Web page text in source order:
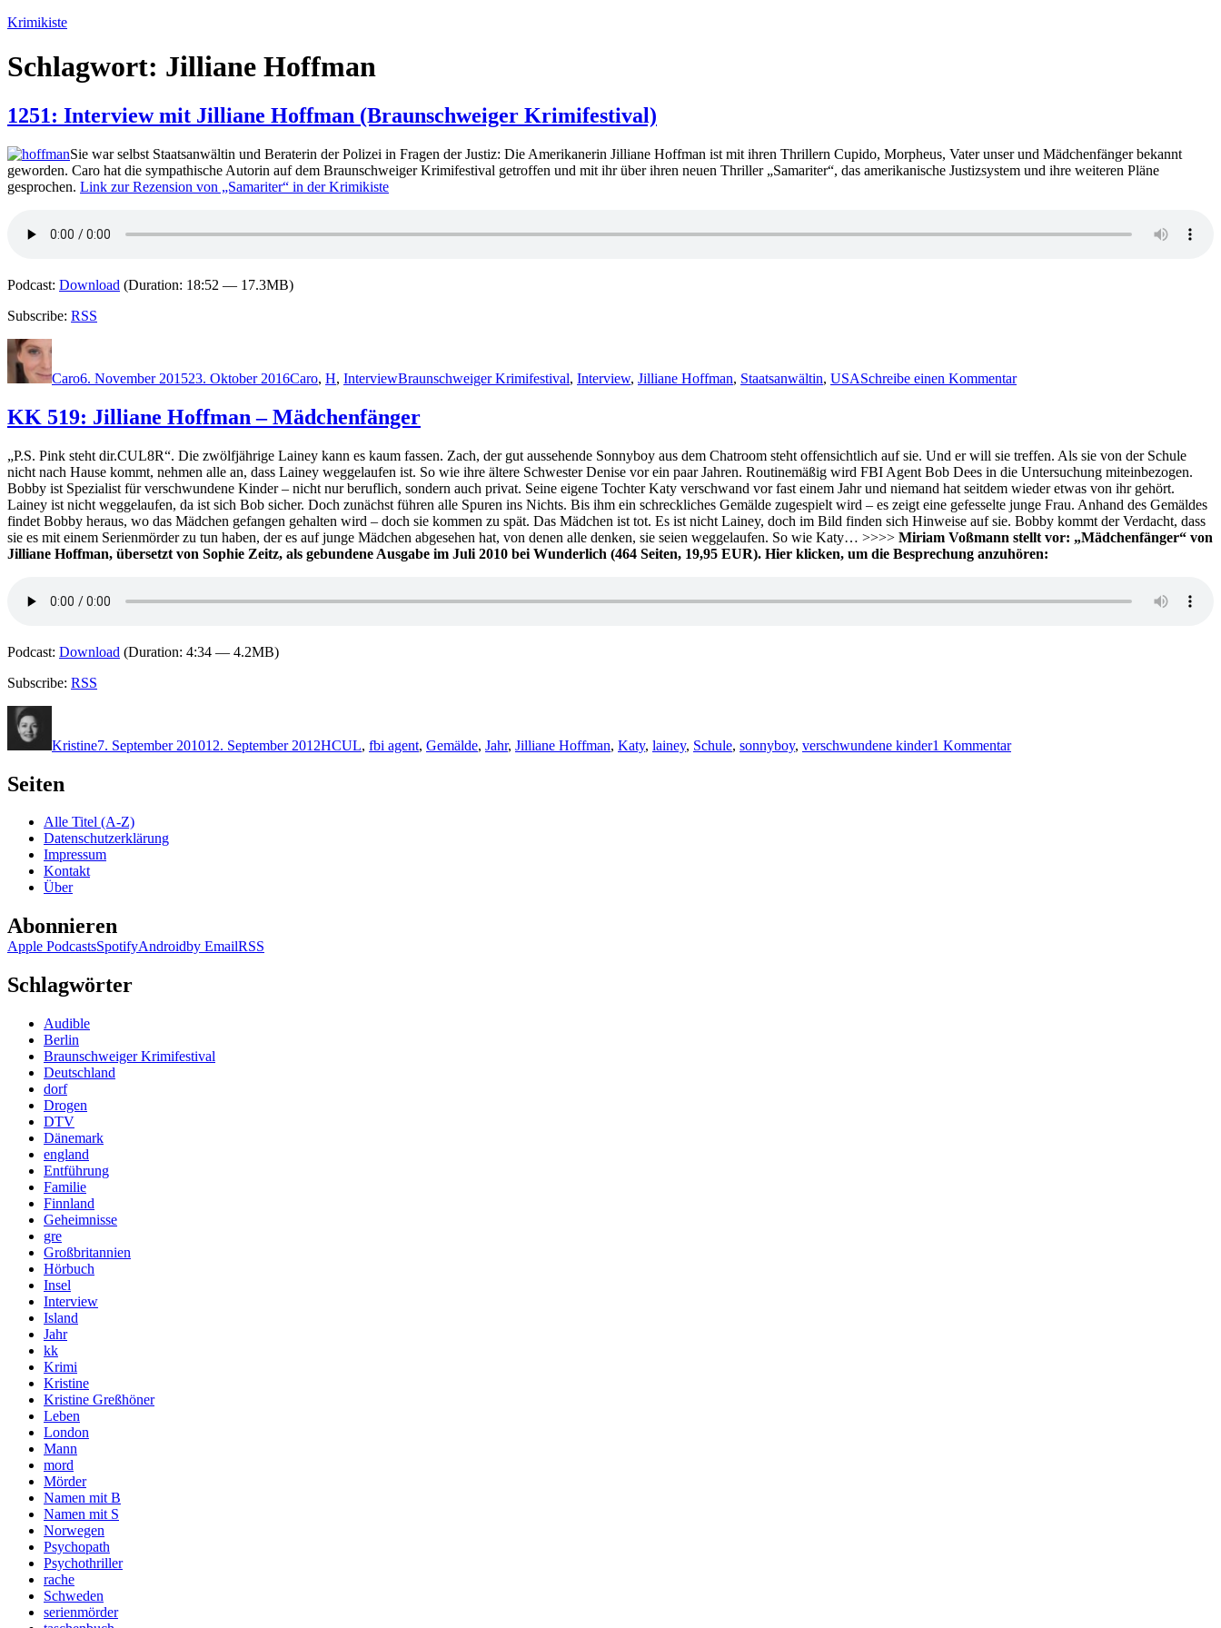
Zum
springen
Krimikiste
Schlagwort: Jilliane Hoffman
1251: Interview mit Jilliane Hoffman (Braunschweiger Krimifestival)
Sie war selbst Staatsanwältin und Beraterin der Polizei in Fragen der Justiz: Die Amerikanerin Jilliane Hoffman ist mit ihren Thrillern Cupido, Morpheus, Vater unser und Mädchenfänger bekannt
geworden. Caro hat die sympathische Autorin auf dem Braunschweiger Krimifestival getroffen und mit ihr über ihren neuen Thriller „Samariter“, das amerikanische Justizsystem und ihre weiteren Pläne
gesprochen. Link zur Rezension von „Samariter“ in der Krimikiste
Podcast: Download (Duration: 18:52 — 17.3MB)
Subscribe: RSS
Autor
Caro6. November 201523. Oktober 2016Caro, H, InterviewBraunschweiger Krimifestival, Interview, Jilliane Hoffman, Staatsanwältin, USASchreibe einen KommentarInterview
Krimifestival)
KK 519: Jilliane Hoffman – Mädchenfänger
„P.S. Pink steht dir.CUL8R“. Die zwölfjährige Lainey kann es kaum fassen. Zach, der gut aussehende Sonnyboy aus dem Chatroom steht offensichtlich auf sie. Und er will sie treffen. Als sie von der Schule
nicht nach Hause kommt, nehmen alle an, dass Lainey weggelaufen ist. So wie ihre ältere Schwester Denise vor ein paar Jahren. Routinemäßig wird FBI Agent Bob Dees in die Untersuchung miteinbezogen.
Bobby ist Spezialist für verschwundene Kinder – nicht nur beruflich, sondern auch privat. Seine eigene Tochter Katy verschwand vor fast einem Jahr und niemand hat seitdem wieder etwas von ihr gehört.
Lainey ist nicht weggelaufen, da ist sich Bob sicher. Doch zunächst führen alle Spuren ins Nichts. Bis ihm ein schreckliches Gemälde zugespielt wird – es zeigt eine gefesselte junge Frau. Anhand des Gemäldes
findet Bobby heraus, wo das Mädchen gefangen gehalten wird – doch sie kommen zu spät. Das Mädchen ist tot. Es ist nicht Lainey, doch im Bild finden sich Hinweise auf sie. Bobby kommt der Verdacht, dass
sie es mit einem Serienmörder zu tun haben, der es auf junge Mädchen abgesehen hat, von denen alle denken, sie seien weggelaufen. So wie Katy… >>>> Miriam Voßmann stellt vor: „Mädchenfänger“ von
Jilliane Hoffman, übersetzt von Sophie Zeitz, als gebundene Ausgabe im Juli 2010 bei Wunderlich (464 Seiten, 19,95 EUR). Hier klicken, um die Besprechung anzuhören:
Podcast: Download (Duration: 4:34 — 4.2MB)
Subscribe: RSS
Kristine7. September 201012. September 2012HCUL, fbi agent, Gemälde, Jahr, Jilliane Hoffman, Katy, lainey, Schule, sonnyboy, verschwundene kinder1 Kommentar519:
Seiten
Alle Titel (A-Z)
Datenschutzerklärung
Impressum
Kontakt
Über
Abonnieren
Apple PodcastsSpotifyAndroidby EmailRSS
Schlagwörter
Audible
Berlin
Braunschweiger Krimifestival
Deutschland
dorf
Drogen
DTV
Dänemark
england
Entführung
Familie
Finnland
Geheimnisse
gre
Großbritannien
Hörbuch
Insel
Interview
Island
Jahr
kk
Krimi
Kristine
Kristine Greßhöner
Leben
London
Mann
mord
Mörder
Namen mit B
Namen mit S
Norwegen
Psychopath
Psychothriller
rache
Schweden
serienmörder